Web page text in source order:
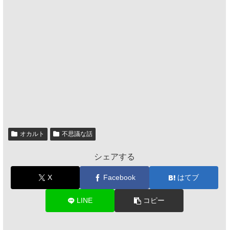
オカルト 不思議な話
シェアする
X Facebook はてブ
LINE コピー